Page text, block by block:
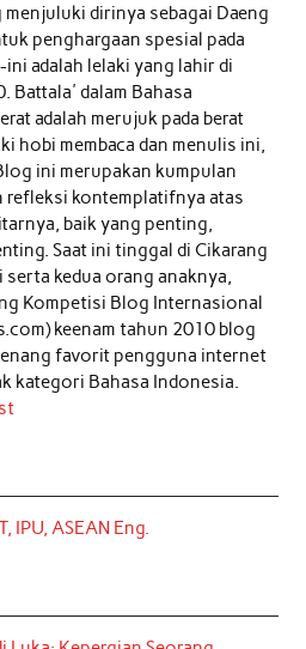
menjuluki dirinya sebagai Daeng
penghargaan spesial pada
adalah lelaki yang lahir di
Battala' dalam Bahasa
adalah merujuk pada berat
hobi membaca dan menulis ini,
ini merupakan kumpulan
refleksi kontemplatifnya atas
baik yang penting,
Saat ini tinggal di Cikarang
kedua orang anaknya,
Kompetisi Blog Internasional
keenam tahun 2010 blog
favorit pengguna internet
kategori Bahasa Indonesia.
IPU, ASEAN Eng.